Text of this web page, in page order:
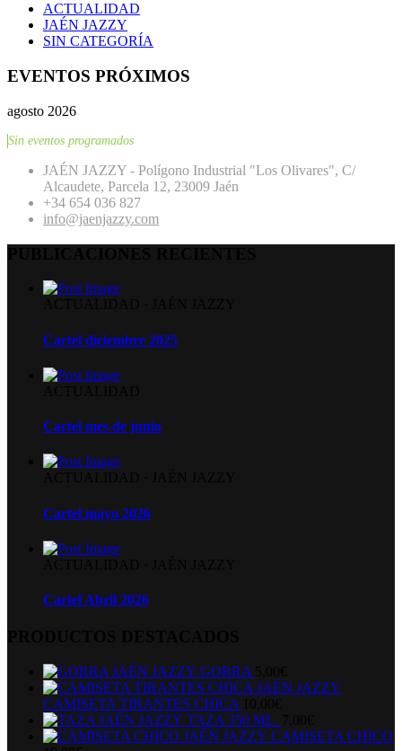
ACTUALIDAD
JAÉN JAZZY
SIN CATEGORÍA
EVENTOS PRÓXIMOS
agosto 2026
Sin eventos programados
JAÉN JAZZY - Polígono Industrial "Los Olivares", C/
Alcaudete, Parcela 12, 23009 Jaén
+34 654 036 827
info@jaenjazzy.com
Cartel diciembre 2025
Cartel mes de junio
Cartel mayo 2026
Cartel Abril 2026
GORRA
CAMISETA TIRANTES CHICA
TAZA 350 ML.
CAMISETA CHICO